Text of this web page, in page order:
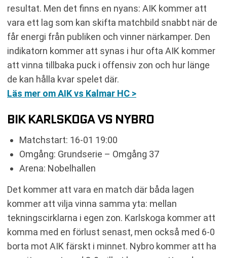
resultat. Men det finns en nyans: AIK kommer att
vara ett lag som kan skifta matchbild snabbt när de
får energi från publiken och vinner närkamper. Den
indikatorn kommer att synas i hur ofta AIK kommer
att vinna tillbaka puck i offensiv zon och hur länge
de kan hålla kvar spelet där.
Läs mer om AIK vs Kalmar HC >
BIK KARLSKOGA VS NYBRO
Matchstart: 16-01 19:00
Omgång: Grundserie – Omgång 37
Arena: Nobelhallen
Det kommer att vara en match där båda lagen
kommer att vilja vinna samma yta: mellan
tekningscirklarna i egen zon. Karlskoga kommer att
komma med en förlust senast, men också med 6-0
borta mot AIK färskt i minnet. Nybro kommer att ha